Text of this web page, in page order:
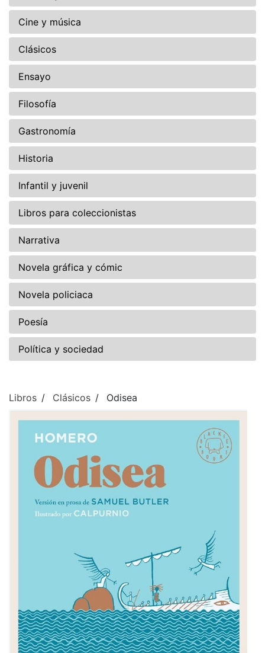
Cine y música
Clásicos
Ensayo
Filosofía
Gastronomía
Historia
Infantil y juvenil
Libros para coleccionistas
Narrativa
Novela gráfica y cómic
Novela policiaca
Poesía
Política y sociedad
Libros Clásicos Odisea